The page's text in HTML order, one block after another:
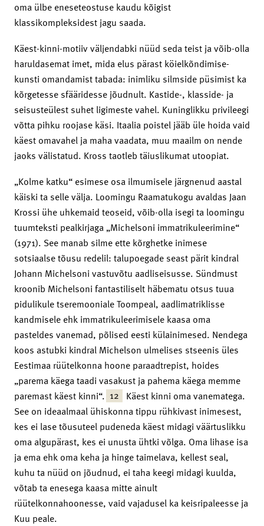
oma ülbe eneseteostuse kaudu kõigist
klassikompleksidest jagu saada.
Käest-kinni-motiiv väljendabki nüüd seda teist ja võib-olla
haruldasemat imet, mida elus pärast köielkõndimise-
kunsti omandamist tabada: inimliku silmside püsimist ka
kõrgetesse sfääridesse jõudnult. Kastide-, klasside- ja
seisusteülest suhet ligimeste vahel. Kuninglikku privileegi
võtta pihku roojase käsi. Itaalia poistel jääb üle hoida vaid
käest omavahel ja maha vaadata, muu maailm on nende
jaoks välistatud. Kross taotleb täiuslikumat utoopiat.
„Kolme katku“ esimese osa ilmumisele järgnenud aastal
käiski ta selle välja. Loomingu Raamatukogu avaldas Jaan
Krossi ühe uhkemaid teoseid, võib-olla isegi ta loomingu
tuumteksti pealkirjaga „Michelsoni immatrikuleerimine“
(1971). See manab silme ette kõrghetke inimese
sotsiaalse tõusu redelil: talupoegade seast pärit kindral
Johann Michelsoni vastuvõtu aadliseisusse. Sündmust
kroonib Michelsoni fantastiliselt häbematu otsus tuua
pidulikule tseremooniale Toompeal, aadlimatriklisse
kandmisele ehk immatrikuleerimisele kaasa oma
pasteldes vanemad, põlised eesti külainimesed. Nendega
koos astubki kindral Michelson ulmelises stseenis üles
Eestimaa rüütelkonna hoone paraadtrepist, hoides
„parema käega taadi vasakust ja pahema käega memme
paremast käest kinni“. 12 Käest kinni oma vanematega.
See on ideaalmaal ühiskonna tippu rühkivast inimesest,
kes ei lase tõusuteel pudeneda käest midagi väärtuslikku
oma algupärast, kes ei unusta ühtki võlga. Oma lihase isa
ja ema ehk oma keha ja hinge taimelava, kellest seal,
kuhu ta nüüd on jõudnud, ei taha keegi midagi kuulda,
võtab ta enesega kaasa mitte ainult
rüütelkonnahoonesse, vaid vajadusel ka keisripaleesse ja
Kuu peale.